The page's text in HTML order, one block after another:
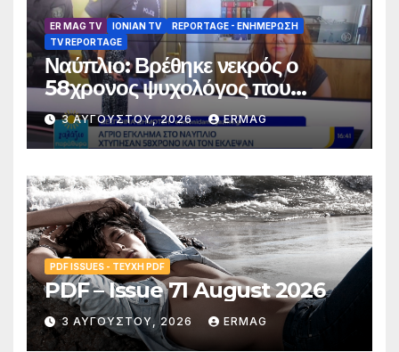
ER MAG TV IONIAN TV
REPORTAGE - EΝΗΜΈΡΩΣΗ
TV REPORTAGE
Ναύπλιο: Βρέθηκε νεκρός ο
58χρονος ψυχολόγος που
αγνοούνταν για αρκετές ημέρες –
Συνελήφθησαν 2 άτομα
3 ΑΥΓΟΎΣΤΟΥ, 2026 ERMAG
PDF ISSUES - ΤΕΎΧΗ PDF
PDF – Issue 71 August 2026
3 ΑΥΓΟΎΣΤΟΥ, 2026 ERMAG